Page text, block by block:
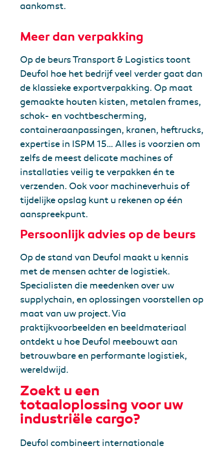
aankomst.
Meer dan verpakking
Op de beurs Transport & Logistics toont
Deufol hoe het bedrijf veel verder gaat dan
de klassieke exportverpakking. Op maat
gemaakte houten kisten, metalen frames,
schok- en vochtbescherming,
containeraanpassingen, kranen, heftrucks,
expertise in ISPM 15… Alles is voorzien om
zelfs de meest delicate machines of
installaties veilig te verpakken én te
verzenden. Ook voor machineverhuis of
tijdelijke opslag kunt u rekenen op één
aanspreekpunt.
Persoonlijk advies op de beurs
Op de stand van Deufol maakt u kennis
met de mensen achter de logistiek.
Specialisten die meedenken over uw
supplychain, en oplossingen voorstellen op
maat van uw project. Via
praktijkvoorbeelden en beeldmateriaal
ontdekt u hoe Deufol meebouwt aan
betrouwbare en performante logistiek,
wereldwijd.
Zoekt u een
totaaloplossing voor uw
industriële cargo?
Deufol combineert internationale